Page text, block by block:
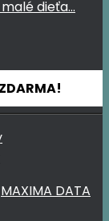
dieťa…
MAXIMA DATA